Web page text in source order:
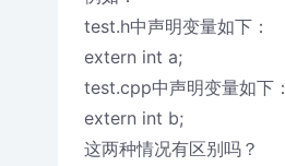
test.h中声明变量如下：
extern int a;
test.cpp中声明变量如下：
extern int b;
这两种情况有区别吗？